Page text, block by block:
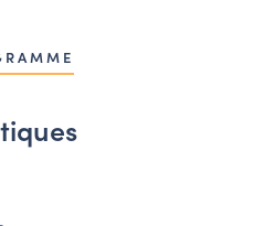
de la Région Grand Est